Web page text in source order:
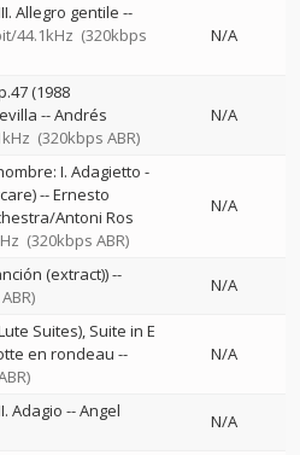
Allegro gentile --
44.1kHz (320kbps
N/A
(1988
--Andrés
(320kbps ABR)
N/A
I. Adagietto -
--Ernesto
Antoni Ros
(320kbps ABR)
N/A
(extract))--
N/A
Suites), Suite in E
en rondeau --
N/A
Adagio --Angel
N/A